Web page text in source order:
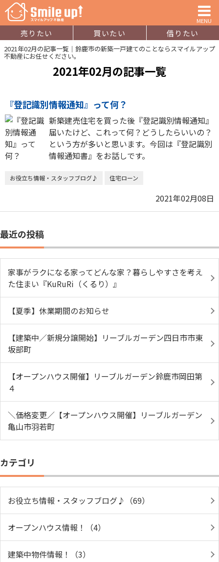
MENU
売りたい 買いたい 借りたい
2021年02月の記事一覧｜鈴鹿市の新築一戸建てのことならスマイルアップ
不動産にお任せください。
2021年02月の記事一覧
『登記識別情報通知』って何？
新築建売住宅を買った後『登記識別情報通知』
届いたけど、これって何？どうしたらいいの？
という方が多いと思います。今回は『登記識別
情報通知書』をお話しです。
お役立ち情報・スタッフブログ♪ 住宅ローン
2021年02月08日
最近の投稿
家事がラクになる家ってどんな家？暮らしやすさを考え
た住まい『KuRuRi（くるり）』
【夏季】休業期間のお知らせ
【建築中／新規分譲開始】リーブルガーデン四日市市東
坂部町
【オープンハウス開催】リーブルガーデン鈴鹿市岡田第
４
＼価格変更／【オープンハウス開催】リーブルガーデン
亀山市羽若町
カテゴリ
お役立ち情報・スタッフブログ♪（69）
オープンハウス情報！（4）
建築中物件情報！（3）